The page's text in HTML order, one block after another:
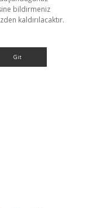
bildirmeniz
kaldırılacaktır.